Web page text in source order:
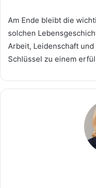
Am Ende bleibt die
solchen
Arbeit, Leidenschaft
Schlüssel zu einem